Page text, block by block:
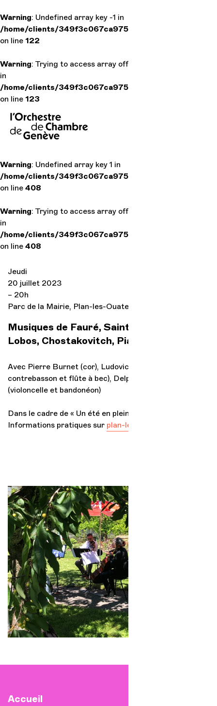
Warning: Undefined array key -1 in
/home/clients/
on line 122
Warning: Trying to access array offset on value of type null
in
/home/clients/
on line 123
Warning: Undefined array key 1 in
/home/clients/
on line 408
Warning: Trying to access array offset on value of type null
in
/home/clients/
on line 408
Jeudi
20 juillet 2023
– 20h
Parc de la Mairie, Plan-les-Ouates
Musiques de Fauré, Saint-Saëns, Villa-
Lobos, Chostakovitch, Piazzolla…
Avec Pierre Burnet (cor), Ludovic Thirvaudey (basson,
contrebasson et flûte à bec), Delphine Gosseries
(violoncelle et bandonéon)
Dans le cadre de « Un été en plein air »
Informations pratiques sur plan-les-ouates.ch
Accueil